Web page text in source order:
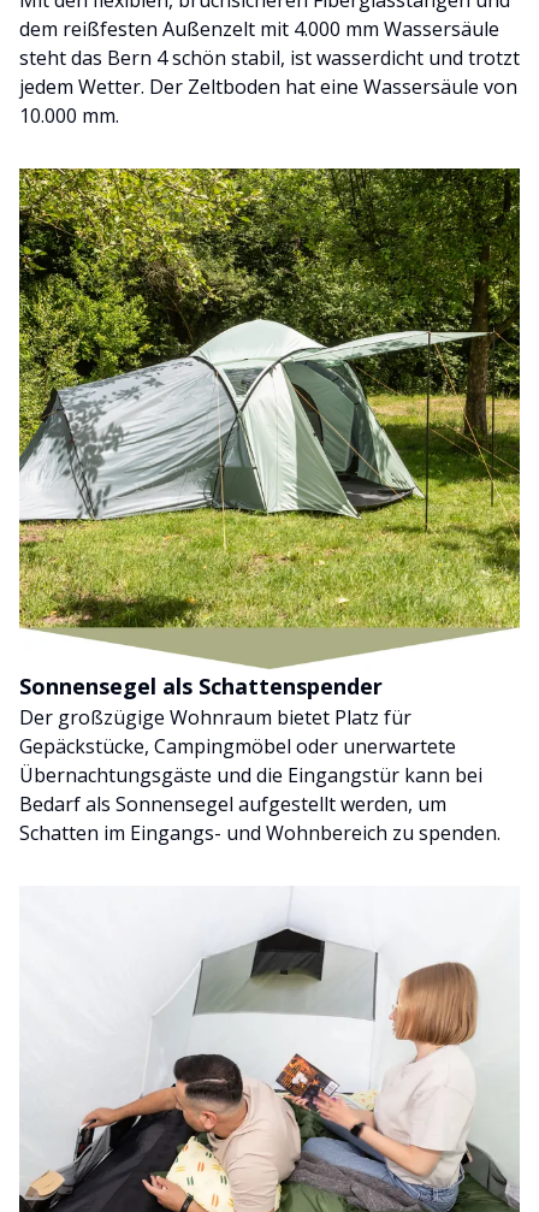
dem reißfesten Außenzelt mit 4.000 mm Wassersäule
steht das Bern 4 schön stabil, ist wasserdicht und trotzt
jedem Wetter. Der Zeltboden hat eine Wassersäule von
10.000 mm.
Sonnensegel als Schattenspender
Der großzügige Wohnraum bietet Platz für
Gepäckstücke, Campingmöbel oder unerwartete
Übernachtungsgäste und die Eingangstür kann bei
Bedarf als Sonnensegel aufgestellt werden, um
Schatten im Eingangs- und Wohnbereich zu spenden.